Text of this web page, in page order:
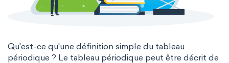
Cluster chemistry Materials chemistry
Astrochemistry Cosmochemistry
Qu'est-ce qu'une définition simple du tableau
périodique ? Le tableau périodique peut être décrit de